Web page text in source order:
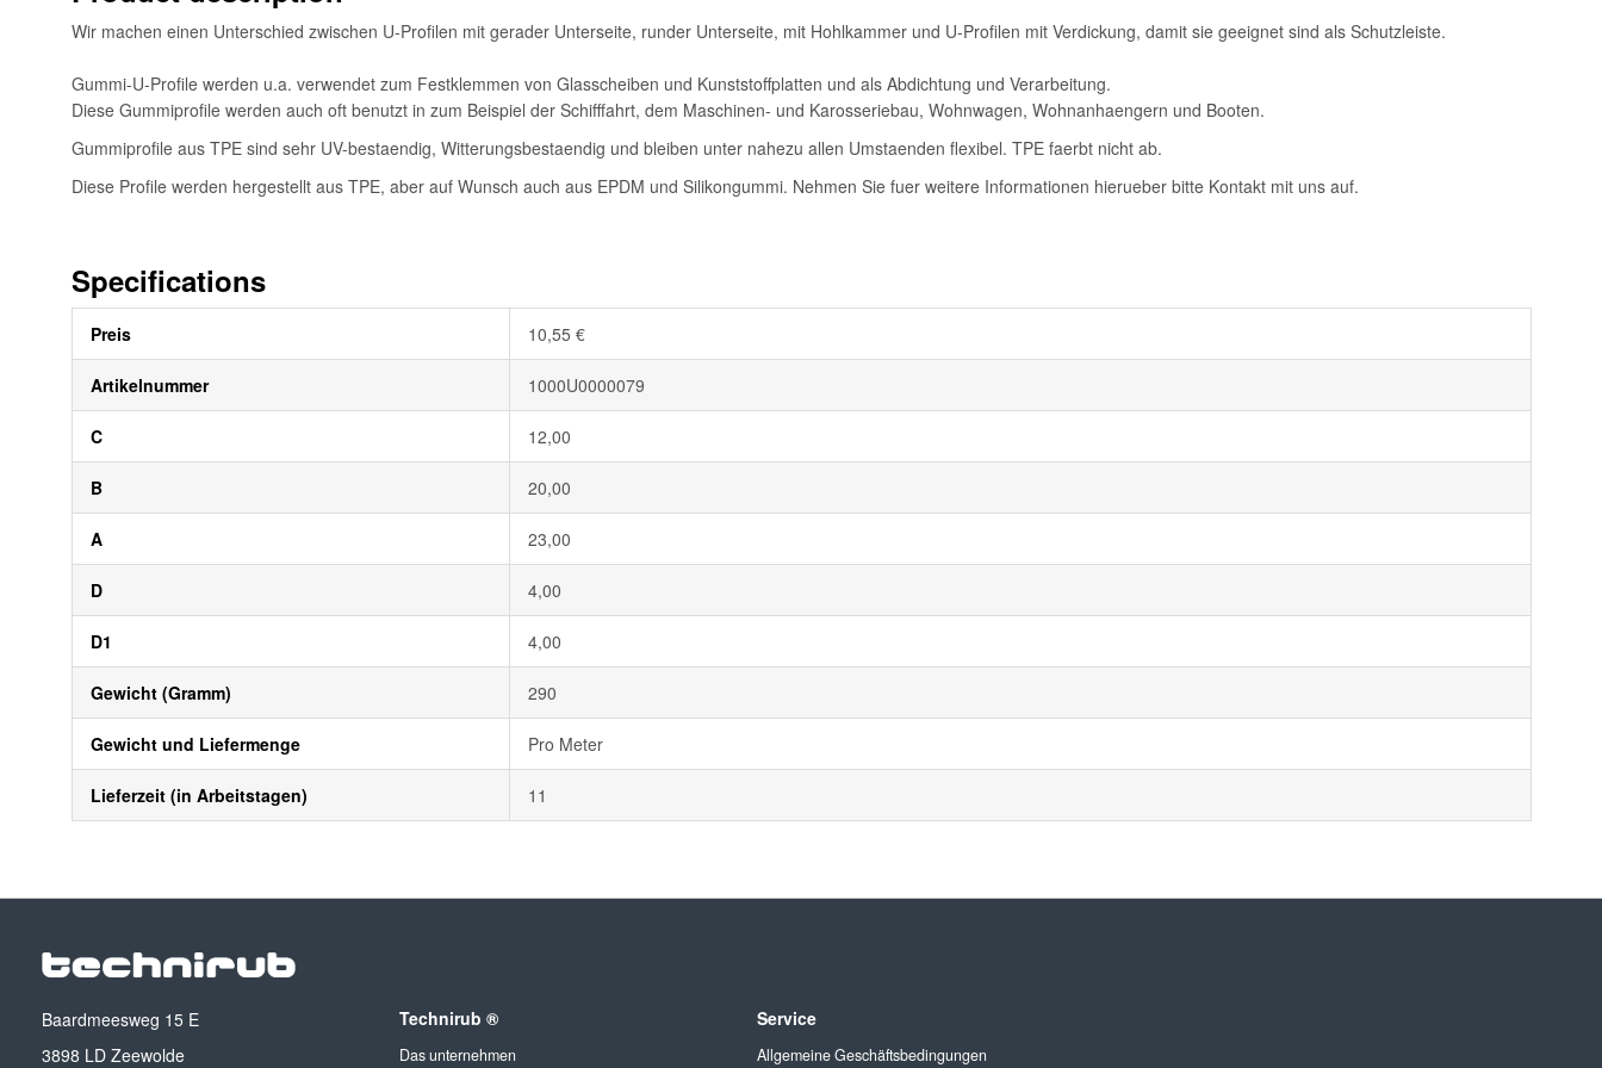
Wir machen einen Unterschied zwischen U-Profilen mit gerader Unterseite, runder Unterseite, mit Hohlkammer und U-Profilen mit Verdickung, damit sie geeignet sind als Schutzleiste.
Gummi-U-Profile werden u.a. verwendet zum Festklemmen von Glasscheiben und Kunststoffplatten und als Abdichtung und Verarbeitung.
Diese Gummiprofile werden auch oft benutzt in zum Beispiel der Schifffahrt, dem Maschinen- und Karosseriebau, Wohnwagen, Wohnanhaengern und Booten.
Gummiprofile aus TPE sind sehr UV-bestaendig, Witterungsbestaendig und bleiben unter nahezu allen Umstaenden flexibel. TPE faerbt nicht ab.
Diese Profile werden hergestellt aus TPE, aber auf Wunsch auch aus EPDM und Silikongummi. Nehmen Sie fuer weitere Informationen hierueber bitte Kontakt mit uns auf.
Specifications
Informationen
Preis 10,55 €
Artikelnummer 1000U0000079
C 12,00
B 20,00
A 23,00
D 4,00
D1 4,00
Gewicht (Gramm) 290
Gewicht und Liefermenge Pro Meter
Lieferzeit (in Arbeitstagen) 11
Baardmeesweg 15 E
3898 LD Zeewolde
Technirub ®
Das unternehmen
Service
Allgemeine Geschäftsbedingungen